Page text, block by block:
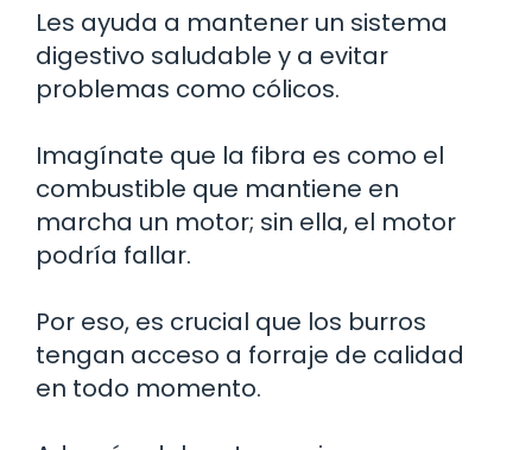
Les ayuda a mantener un sistema
digestivo saludable y a evitar
problemas como cólicos.
Imagínate que la fibra es como el
combustible que mantiene en
marcha un motor; sin ella, el motor
podría fallar.
Por eso, es crucial que los burros
tengan acceso a forraje de calidad
en todo momento.